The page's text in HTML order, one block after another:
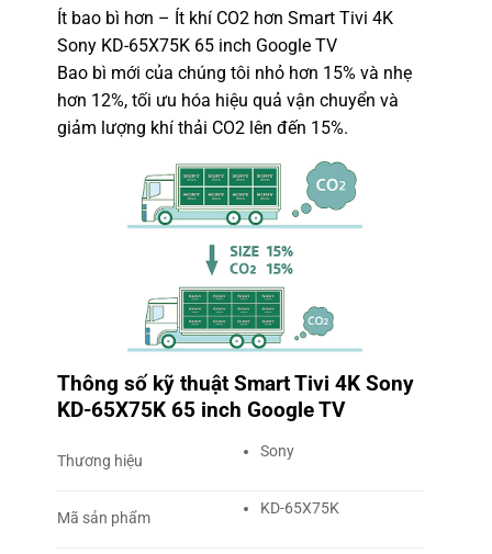
Ít bao bì hơn – Ít khí CO2 hơn Smart Tivi 4K
Sony KD-65X75K 65 inch Google TV
Bao bì mới của chúng tôi nhỏ hơn 15% và nhẹ
hơn 12%, tối ưu hóa hiệu quả vận chuyển và
giảm lượng khí thải CO2 lên đến 15%.
Thông số kỹ thuật Smart Tivi 4K Sony
KD-65X75K 65 inch Google TV
Thương hiệu
Sony
Mã sản phẩm
KD-65X75K